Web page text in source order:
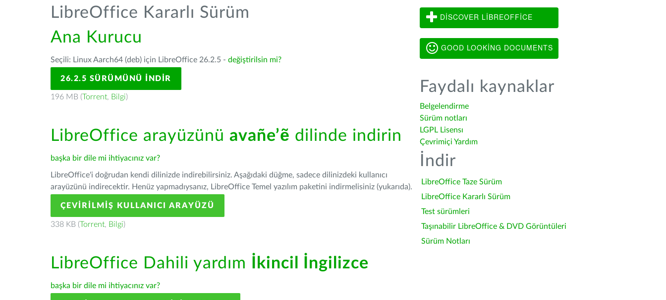
LibreOffice Kararlı Sürüm
Ana Kurucu
Seçili: Linux Aarch64 (deb) için LibreOffice 26.2.5 - değiştirilsin mi?
26.2.5 SÜRÜMÜNÜ İNDIR
196 MB (Torrent, Bilgi)
LibreOffice arayüzünü avañe’ẽ dilinde indirin
başka bir dile mi ihtiyacınız var?
LibreOffice'i doğrudan kendi dilinizde indirebilirsiniz. Aşağıdaki düğme, sadece dilinizdeki kullanıcı
arayüzünü indirecektir. Henüz yapmadıysanız, LibreOffice Temel yazılım paketini indirmelisiniz (yukarıda).
ÇEVIRILMIŞ KULLANICI ARAYÜZÜ
338 KB (Torrent, Bilgi)
LibreOffice Dahili yardım İkincil İngilizce
başka bir dile mi ihtiyacınız var?
DISCOVER LIBREOFFICE
GOOD LOOKING DOCUMENTS
Faydalı kaynaklar
Belgelendirme
Sürüm notları
LGPL Lisensı
Çevrimiçi Yardım
İndir
LibreOffice Taze Sürüm
LibreOffice Kararlı Sürüm
Test sürümleri
Taşınabilir LibreOffice & DVD Görüntüleri
Sürüm Notları